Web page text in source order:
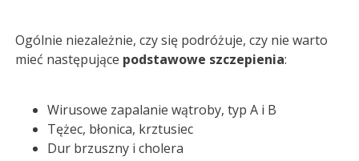
Ogólnie niezależnie, czy się podróżuje, czy nie warto
mieć następujące podstawowe szczepienia:
Wirusowe zapalanie wątroby, typ A i B
Tężec, błonica, krztusiec
Dur brzuszny i cholera